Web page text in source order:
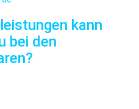
kann
bei den